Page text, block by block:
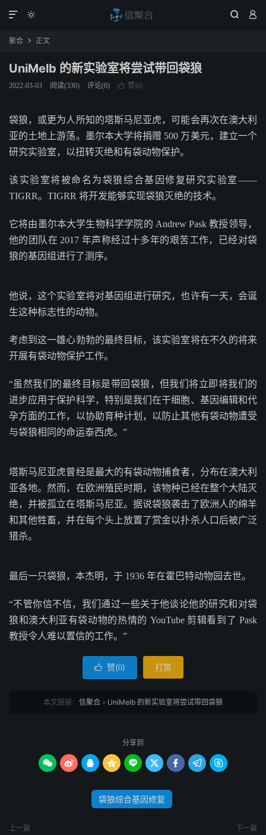
  

聚合  正文
UniMelb 的新实验室将尝试带回袋狼
2022-03-03 阅读(330) 评论(0)  赞(0)
袋狼，或更为人所知的塔斯马尼亚虎，可能会再次在澳大利
亚的土地上游荡。墨尔本大学将捐赠 500 万美元，建立一个
研究实验室，以扭转灭绝和有袋动物保护。
该实验室将被命名为袋狼综合基因修复研究实验室——
TIGRR。TIGRR 将开发能够实现袋狼灭绝的技术。
它将由墨尔本大学生物科学学院的 Andrew Pask 教授领导，
他的团队在 2017 年声称经过十多年的艰苦工作，已经对袋
狼的基因组进行了测序。
他说，这个实验室将对基因组进行研究，也许有一天，会诞
生这种标志性的动物。
考虑到这一雄心勃勃的最终目标，该实验室将在不久的将来
开展有袋动物保护工作。
“虽然我们的最终目标是带回袋狼，但我们将立即将我们的
进步应用于保护科学，特别是我们在干细胞、基因编辑和代
孕方面的工作，以协助育种计划，以防止其他有袋动物遭受
与袋狼相同的命运泰西虎。”
塔斯马尼亚虎曾经是最大的有袋动物捕食者，分布在澳大利
亚各地。然而，在欧洲殖民时期，该物种已经在整个大陆灭
绝，并被孤立在塔斯马尼亚。据说袋狼袭击了欧洲人的绵羊
和其他牲畜，并在每个头上放置了赏金以扑杀人口后被广泛
猎杀。
最后一只袋狼，本杰明，于 1936 年在霍巴特动物园去世。
“不管你信不信，我们通过一些关于他谈论他的研究和对袋
狼和澳大利亚有袋动物的热情的 YouTube 剪辑看到了 Pask
教授令人难以置信的工作。”
 赞(0) 打赏
本文链接： 信聚合 » UniMelb 的新实验室将尝试带回袋狼
分享到
        
袋狼综合基因修复
上一篇 下一篇